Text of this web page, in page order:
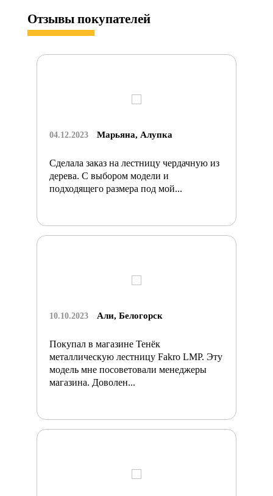
Отзывы покупателей
04.12.2023 Марьяна, Алупка
Сделала заказ на лестницу чердачную из
дерева. С выбором модели и
подходящего размера под мой...
10.10.2023 Али, Белогорск
Покупал в магазине Тенёк
металлическую лестницу Fakro LMP. Эту
модель мне посоветовали менеджеры
магазина. Доволен...